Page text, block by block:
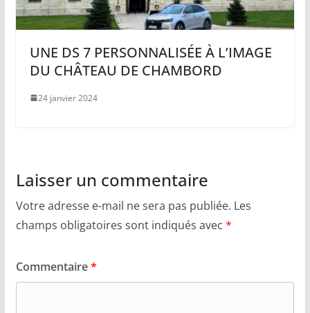
UNE DS 7 PERSONNALISÉE À L’IMAGE
DU CHÂTEAU DE CHAMBORD
24 janvier 2024
Laisser un commentaire
Votre adresse e-mail ne sera pas publiée. Les
champs obligatoires sont indiqués avec *
Commentaire*